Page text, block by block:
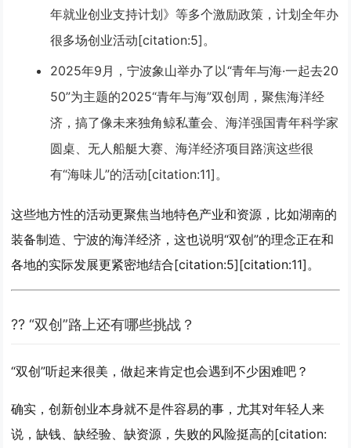
年就业创业支持计划》等多个激励政策，计划全年办
很多场创业活动[citation:5]。
2025年9月 ，宁波象山举办了以“青年与海·一起去20
50”为主题的2025“青年与海”双创周，聚焦海洋经
济 ，搞了像未来独角鲸私董会、海洋强国青年科学家
圆桌、无人船艇大赛、海洋经济项目路演这些很
有“海味儿”的活动[citation:11]。
这些地方性的活动更聚焦当地特色产业和资源，比如湖南的
装备制造、宁波的海洋经济，这也说明“双创”的理念正在和
各地的实际发展更紧密地结合[citation:5][citation:11]。
?? “双创”路上还有哪些挑战？
“双创”听起来很美，做起来肯定也会遇到不少困难吧？
确实，创新创业本身就不是件容易的事，尤其对年轻人来
说，缺钱、缺经验、缺资源，失败的风险挺高的[citation: